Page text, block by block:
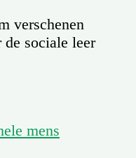
verschenen
sociale leer
mens